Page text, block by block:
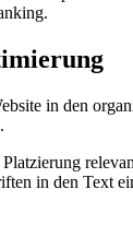
in den
in den Text